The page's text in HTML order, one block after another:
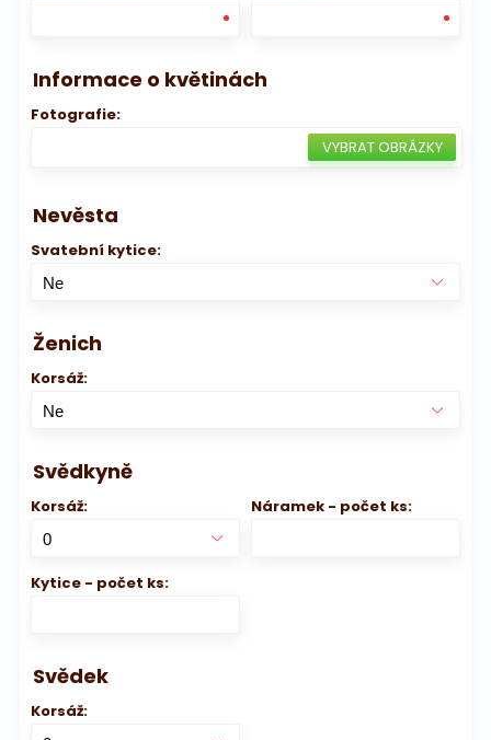
Informace o květinách
Fotografie:
Nevěsta
Svatební kytice:
Ženich
Korsáž:
Svědkyně
Korsáž:
Kytice - počet ks:
Náramek - počet ks:
Svědek
Korsáž: